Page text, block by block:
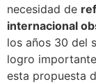
necesidad de
internacional
los años 30 del
logro
esta propuesta